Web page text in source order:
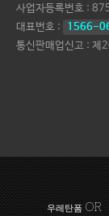
사업자등록번호 :
대표번호 :
1566-
통신판매업신고 :
우레탄폼 OR